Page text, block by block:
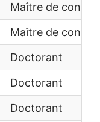
Maître de
Maître de
Doctorant
Doctorant
Doctorant